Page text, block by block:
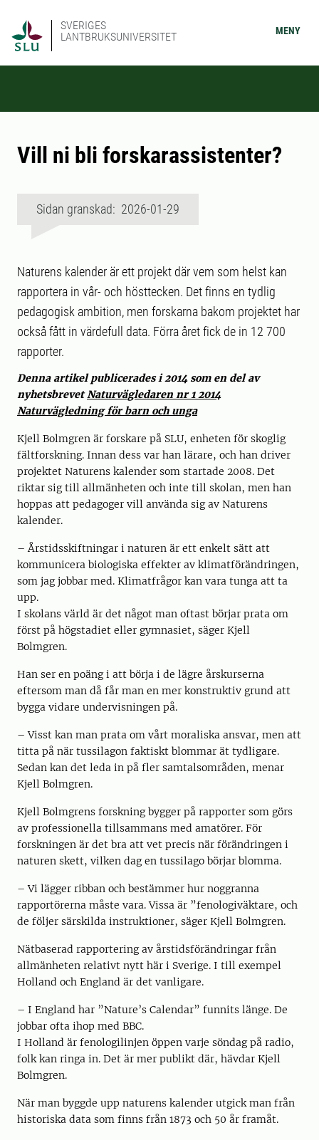
SVERIGES
LANTBRUKSUNIVERSITET
MENY
Vill ni bli forskarassistenter?
Sidan granskad: 2026-01-29
Naturens kalender är ett projekt där vem som helst kan
rapportera in vår- och hösttecken. Det finns en tydlig
pedagogisk ambition, men forskarna bakom projektet har
också fått in värdefull data. Förra året fick de in 12 700
rapporter.
Denna artikel publicerades i 2014 som en del av
nyhetsbrevetNaturvägledaren nr 1 2014
Naturvägledning för barn och unga
Kjell Bolmgren är forskare på SLU, enheten för skoglig
fältforskning. Innan dess var han lärare, och han driver
projektet Naturens kalender som startade 2008. Det
riktar sig till allmänheten och inte till skolan, men han
hoppas att pedagoger vill använda sig av Naturens
kalender.
– Årstidsskiftningar i naturen är ett enkelt sätt att
kommunicera biologiska effekter av klimatförändringen,
som jag jobbar med. Klimatfrågor kan vara tunga att ta
upp.
I skolans värld är det något man oftast börjar prata om
först på högstadiet eller gymnasiet, säger Kjell
Bolmgren.
Han ser en poäng i att börja i de lägre årskurserna
eftersom man då får man en mer konstruktiv grund att
bygga vidare undervisningen på.
– Visst kan man prata om vårt moraliska ansvar, men att
titta på när tussilagon faktiskt blommar ät tydligare.
Sedan kan det leda in på fler samtalsområden, menar
Kjell Bolmgren.
Kjell Bolmgrens forskning bygger på rapporter som görs
av professionella tillsammans med amatörer. För
forskningen är det bra att vet precis när förändringen i
naturen skett, vilken dag en tussilago börjar blomma.
– Vi lägger ribban och bestämmer hur noggranna
rapportörerna måste vara. Vissa är ”fenologiväktare, och
de följer särskilda instruktioner, säger Kjell Bolmgren.
Nätbaserad rapportering av årstidsförändringar från
allmänheten relativt nytt här i Sverige. I till exempel
Holland och England är det vanligare.
– I England har ”Nature’s Calendar” funnits länge. De
jobbar ofta ihop med BBC.
I Holland är fenologilinjen öppen varje söndag på radio,
folk kan ringa in. Det är mer publikt där, hävdar Kjell
Bolmgren.
När man byggde upp naturens kalender utgick man från
historiska data som finns från 1873 och 50 år framåt.